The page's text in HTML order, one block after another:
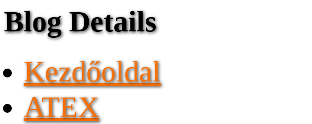
Blog Details
Kezdőoldal
ATEX